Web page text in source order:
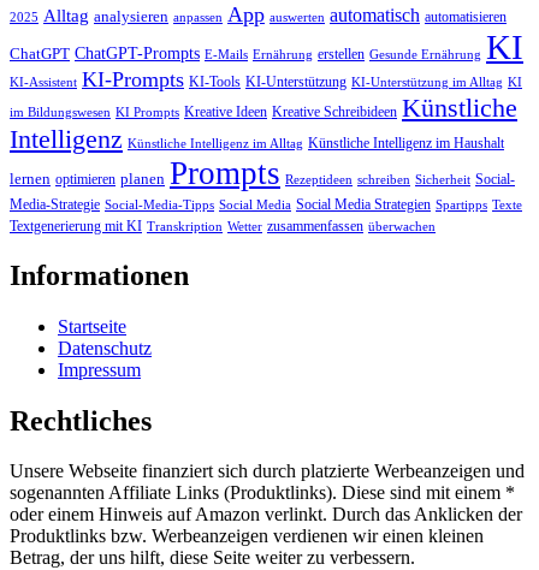
2025 Alltag analysieren anpassen App auswerten automatisch automatisieren
ChatGPT ChatGPT-Prompts E-Mails Ernährung erstellen Gesunde Ernährung KI
KI-Assistent KI-Prompts KI-Tools KI-Unterstützung KI-Unterstützung im Alltag KI
im Bildungswesen KI Prompts Kreative Ideen Kreative Schreibideen Künstliche
Intelligenz Künstliche Intelligenz im Alltag Künstliche Intelligenz im Haushalt
lernen optimieren planen Prompts Rezeptideen schreiben Sicherheit Social-
Media-Strategie Social-Media-Tipps Social Media Social Media Strategien Spartipps Texte
Textgenerierung mit KI Transkription Wetter zusammenfassen überwachen
Informationen
Startseite
Datenschutz
Impressum
Rechtliches
Unsere Webseite finanziert sich durch platzierte Werbeanzeigen und
sogenannten Affiliate Links (Produktlinks). Diese sind mit einem *
oder einem Hinweis auf Amazon verlinkt. Durch das Anklicken der
Produktlinks bzw. Werbeanzeigen verdienen wir einen kleinen
Betrag, der uns hilft, diese Seite weiter zu verbessern.